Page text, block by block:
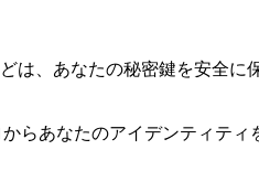
は、あなたの秘密鍵を安全に
らあなたのアイデンティティ